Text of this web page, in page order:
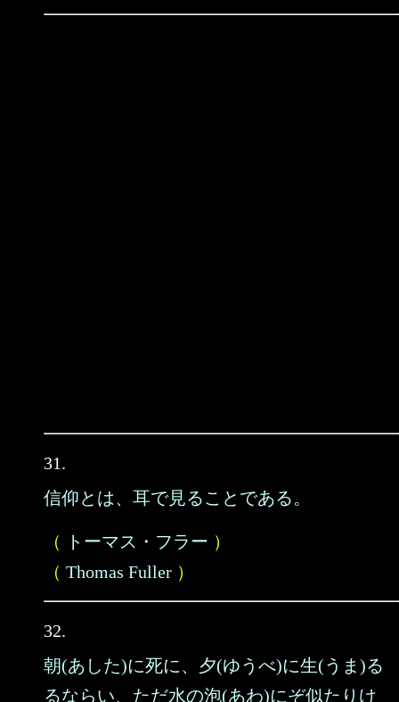
31.
信仰とは、耳で見ることである。
（ トーマス・フラー ）
（ Thomas Fuller ）
32.
朝(あした)に死に、夕(ゆうべ)に生(うま)る
るならい、ただ水の泡(あわ)にぞ似たりけ